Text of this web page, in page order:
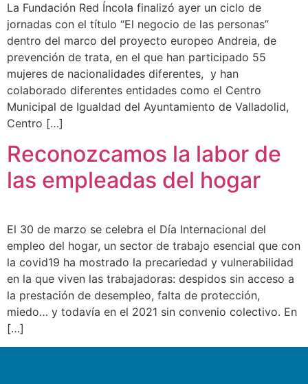
La Fundación Red Íncola finalizó ayer un ciclo de
jornadas con el título “El negocio de las personas”
dentro del marco del proyecto europeo Andreia, de
prevención de trata, en el que han participado 55
mujeres de nacionalidades diferentes, y han
colaborado diferentes entidades como el Centro
Municipal de Igualdad del Ayuntamiento de Valladolid,
Centro […]
Reconozcamos la labor de
las empleadas del hogar
El 30 de marzo se celebra el Día Internacional del
empleo del hogar, un sector de trabajo esencial que con
la covid19 ha mostrado la precariedad y vulnerabilidad
en la que viven las trabajadoras: despidos sin acceso a
la prestación de desempleo, falta de protección,
miedo… y todavía en el 2021 sin convenio colectivo. En
[…]